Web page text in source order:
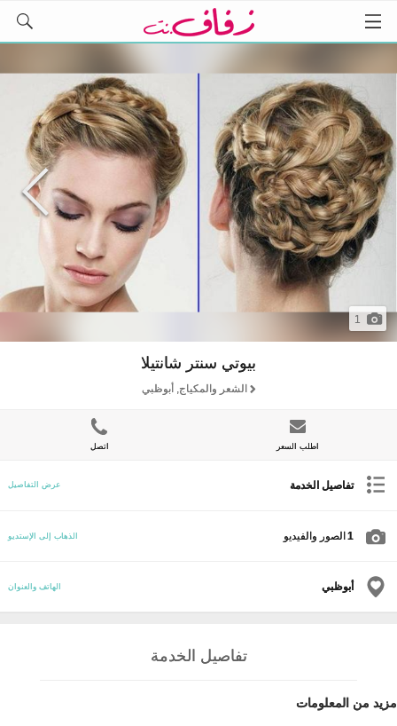
1
بيوتي سنتر شانتيلا
الشعر والمكياج, أبوظبي
اطلب السعر اتصل
تفاصيل الخدمة عرض التفاصيل
1 الصور والفيديو الذهاب إلى الإستديو
أبوظبي الهاتف والعنوان
تفاصيل الخدمة
مزيد من المعلومات